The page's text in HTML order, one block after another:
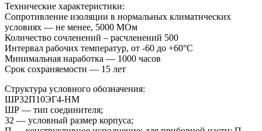
Технические характеристики:
Сопротивление изоляции в нормальных климатических
условиях — не менее, 5000 МОм
Количество сочленений – расчленений 500
Интервал рабочих температур, от -60 до +60°С
Минимальная наработка — 1000 часов
Срок сохраняемости — 15 лет
Структура условного обозначения:
ШР32П10ЭГ4-HM
ШР — тип соединителя;
32 — условный размер корпуса;